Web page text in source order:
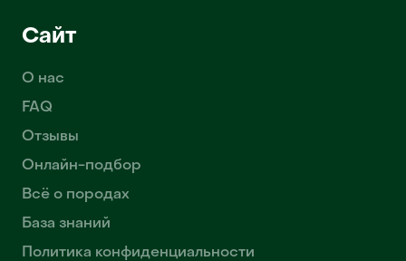
Сайт
О нас
FAQ
Отзывы
Онлайн-подбор
Всё о породах
База знаний
Политика конфиденциальности